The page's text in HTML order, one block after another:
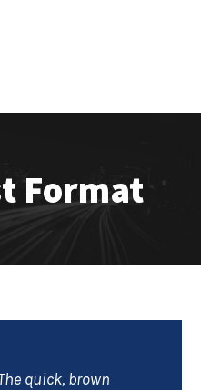
Format
quick, brown